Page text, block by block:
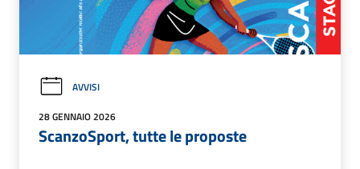
AVVISI
28 GENNAIO 2026
ScanzoSport, tutte le proposte